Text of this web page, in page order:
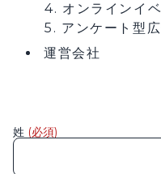
4. オンラインイベ
5. アンケート型
運営会社
姓 (必須)